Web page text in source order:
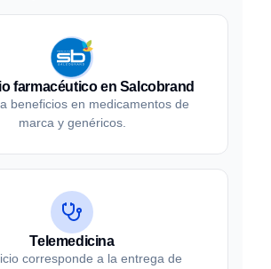
farmacéutico en Salcobrand
beneficios en medicamentos de
marca y genéricos.
Telemedicina
corresponde a la entrega de